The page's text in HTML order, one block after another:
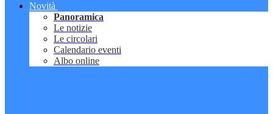
Novità
Panoramica
Le notizie
Le circolari
Calendario eventi
Albo online